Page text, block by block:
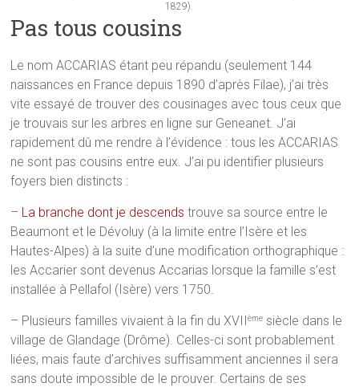
1829).
Pas tous cousins
Le nom ACCARIAS étant peu répandu (seulement 144
naissances en France depuis 1890 d’après Filae), j’ai très
vite essayé de trouver des cousinages avec tous ceux que
je trouvais sur les arbres en ligne sur Geneanet. J’ai
rapidement dû me rendre à l’évidence : tous les ACCARIAS
ne sont pas cousins entre eux. J’ai pu identifier plusieurs
foyers bien distincts :
– La branche dont je descends trouve sa source entre le
Beaumont et le Dévoluy (à la limite entre l’Isère et les
Hautes-Alpes) à la suite d’une modification orthographique :
les Accarier sont devenus Accarias lorsque la famille s’est
installée à Pellafol (Isère) vers 1750.
– Plusieurs familles vivaient à la fin du XVIIème siècle dans le
village de Glandage (Drôme). Celles-ci sont probablement
liées, mais faute d’archives suffisamment anciennes il sera
sans doute impossible de le prouver. Certains de ses